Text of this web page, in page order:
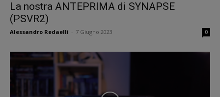
La nostra ANTEPRIMA di SYNAPSE
(PSVR2)
Alessandro Redaelli 7 Giugno 2023 0